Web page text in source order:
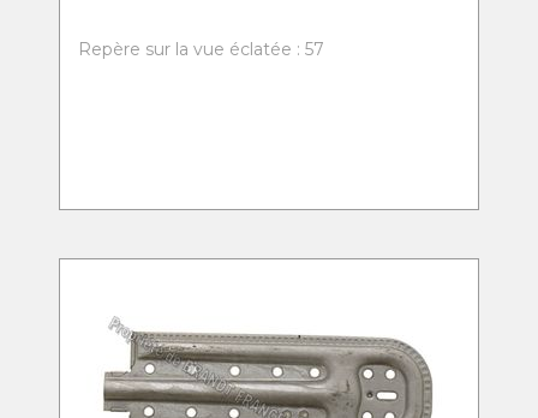
Repère sur la vue éclatée : 57